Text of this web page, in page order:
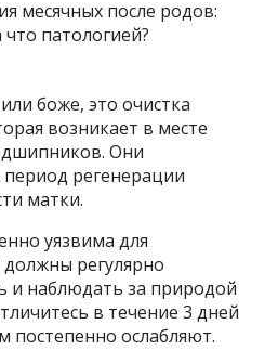
боже, это очистка
возникает в месте
Они
период регенерации
матки.
уязвима для
регулярно
и наблюдать за природой
в течение 3 дней
постепенно ослабляют.